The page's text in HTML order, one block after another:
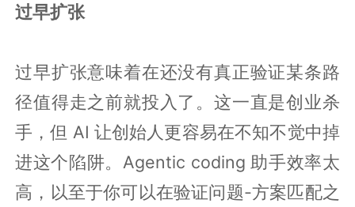
过早扩张
过早扩张意味着在还没有真正验证某条路
径值得走之前就投入了。这一直是创业杀
手，但 AI 让创始人更容易在不知不觉中掉
进这个陷阱。Agentic coding 助手效率太
高，以至于你可以在验证问题-方案匹配之